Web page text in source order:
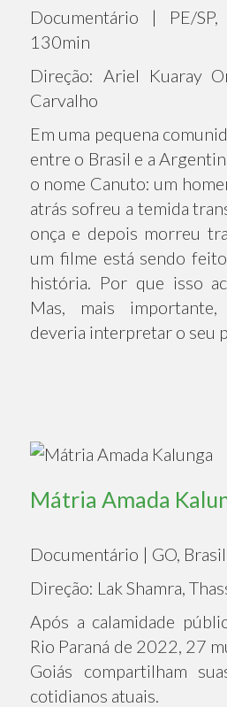
Documentário | PE/
130min
Direção: Ariel Kuaray
Carvalho
Em uma pequena
entre o Brasil e a
o nome Canuto: um
atrás sofreu a temida
onça e depois morreu
um filme está sendo
história. Por que isso
Mas, mais
deveria interpretar o seu
Mátria Amada
Documentário | GO,
Direção: Lak Shamra,
Após a calamidade
Rio Paraná de 2022, 27
Goiás compartilham
cotidianos atuais.